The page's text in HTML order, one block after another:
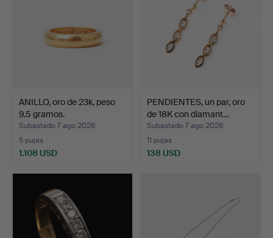
ANILLO, oro de 23k, peso
9.5 gramos.
Subastado 7 ago 2026
5 pujas
1.108 USD
PENDIENTES, un par, oro
de 18K con diamant…
Subastado 7 ago 2026
11 pujas
138 USD